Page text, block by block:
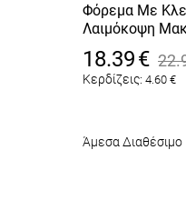
Φόρεμα Με
Λαιμόκοψη
18.39€
Κερδίζεις: 4.60 €
Άμεσα Διαθέσιμο